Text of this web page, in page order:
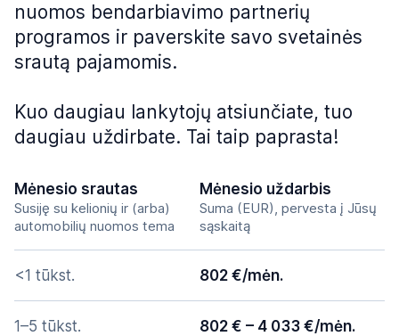
nuomos bendarbiavimo partnerių
programos ir paverskite savo svetainės
srautą pajamomis.
Kuo daugiau lankytojų atsiunčiate, tuo
daugiau uždirbate. Tai taip paprasta!
Mėnesio srautas
Susiję su kelionių ir (arba)
automobilių nuomos tema
Mėnesio uždarbis
Suma (EUR), pervesta į Jūsų
sąskaitą
<1 tūkst. 802 €/mėn.
1–5 tūkst. 802 € – 4 033 €/mėn.